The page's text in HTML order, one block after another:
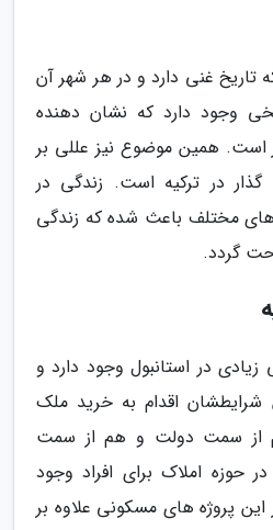
تاریخ غنی دارد و در هر شهر آن
وجود دارد که نشان دهنده
است. همین موضوع نیز عللی بر
در ترکیه است. زندگی در
مختلف باعث شده که زندگی
گردد.
در استانبول وجود دارد و
شرایطشان اقدام به خرید ملک
از سمت دولت و هم از سمت
املاک برای افراد وجود
پروژه های مسکونی علاوه بر